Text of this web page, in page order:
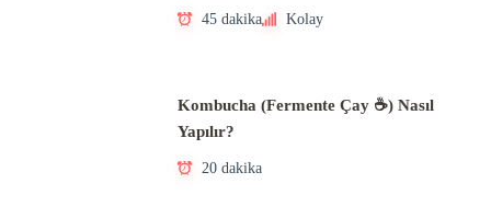
45 dakika Kolay
Kombucha (Fermente Çay ☕) Nasıl
Yapılır?
20 dakika